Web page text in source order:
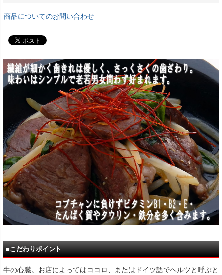
商品についてのお問い合わせ
■こだわりポイント
牛の心臓。お店によってはココロ、またはドイツ語でヘルツと呼ぶと